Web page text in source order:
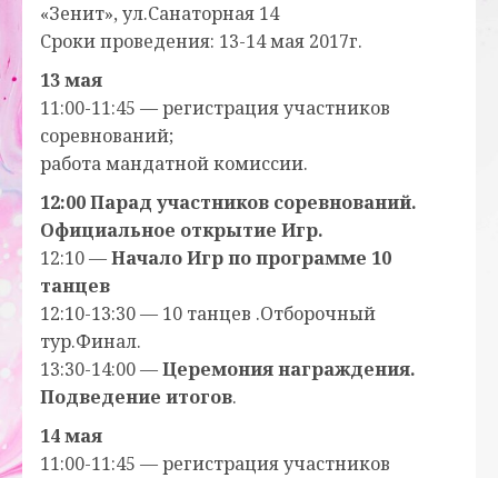
«Зенит», ул.Санаторная 14
Сроки проведения: 13-14 мая 2017г.
13 мая
11:00-11:45 — регистрация участников
соревнований;
работа мандатной комиссии.
12:00 Парад участников соревнований.
Официальное открытие Игр.
12:10 —Начало Игр по программе 10
танцев
12:10-13:30 — 10 танцев .Отборочный
тур.Финал.
13:30-14:00 —Церемония награждения.
Подведение итогов.
14 мая
11:00-11:45 — регистрация участников